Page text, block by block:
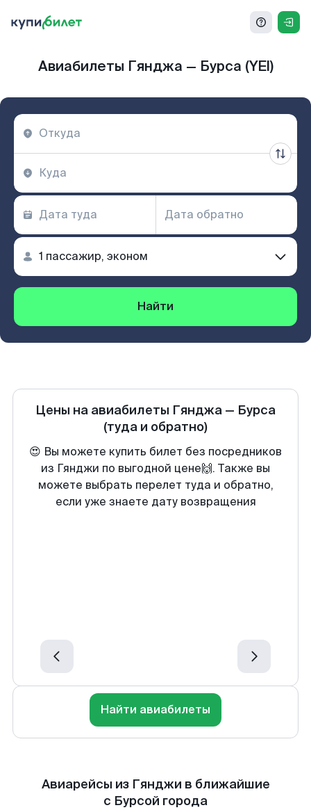
Авиабилеты Гянджа — Бурса (YEI)
Найти
Цены на авиабилеты Гянджа — Бурса
(туда и обратно)
😍 Вы можете купить билет без посредников
из Гянджи по выгодной цене🙌. Также вы
можете выбрать перелет туда и обратно,
если уже знаете дату возвращения
Найти авиабилеты
Авиарейсы из Гянджи в ближайшие
с Бурсой города